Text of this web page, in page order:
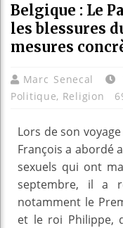
Belgique : Le
les blessures
mesures
Marc Senecal
Politique, Religion
Lors de son
François a abordé
sexuels qui ont
septembre, il a
notamment le
et le roi Philippe,